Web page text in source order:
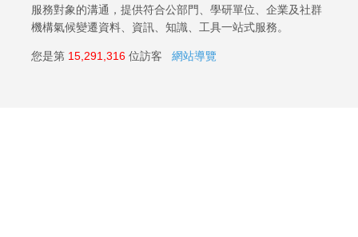
服務對象的溝通，提供符合公部門、學研單位、企業及社群
機構氣候變遷資料、資訊、知識、工具一站式服務。
您是第 15,291,316 位訪客 網站導覽